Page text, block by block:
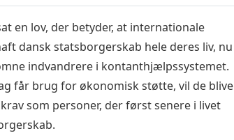
en lov, der betyder, at internationale
dansk statsborgerskab hele deres liv, nu
indvandrere i kontanthjælpssystemet.
får brug for økonomisk støtte, vil de blive
som personer, der først senere i livet